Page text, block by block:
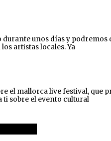
durante unos días y
artistas locales. Ya
el mallorca live festival, que
ti sobre el evento cultural